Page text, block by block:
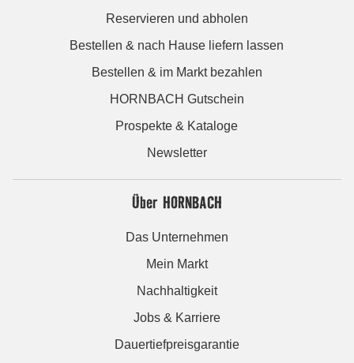
Reservieren und abholen
Bestellen & nach Hause liefern lassen
Bestellen & im Markt bezahlen
HORNBACH Gutschein
Prospekte & Kataloge
Newsletter
Über HORNBACH
Das Unternehmen
Mein Markt
Nachhaltigkeit
Jobs & Karriere
Dauertiefpreisgarantie